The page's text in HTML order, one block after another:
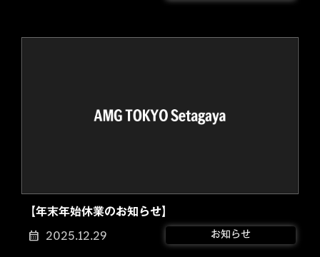
【年末年始休業のお知らせ】
2025.12.29 お知らせ